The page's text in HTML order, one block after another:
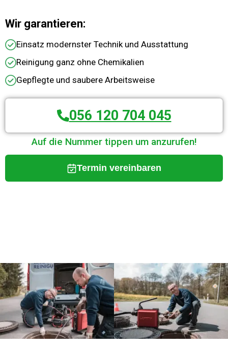
Wir garantieren:
Einsatz modernster Technik und Ausstattung
Reinigung ganz ohne Chemikalien
Gepflegte und saubere Arbeitsweise
056 120 704 045
Auf die Nummer tippen um anzurufen!
Termin vereinbaren